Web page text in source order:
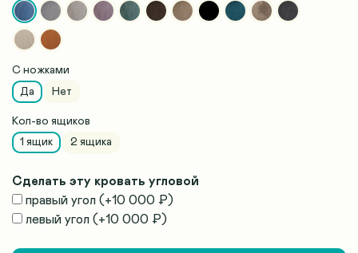
С ножками
Да
Нет
Кол-во ящиков
1 ящик
2 ящика
Сделать эту кровать угловой
правый угол (+10 000 ₽ )
левый угол (+10 000 ₽ )